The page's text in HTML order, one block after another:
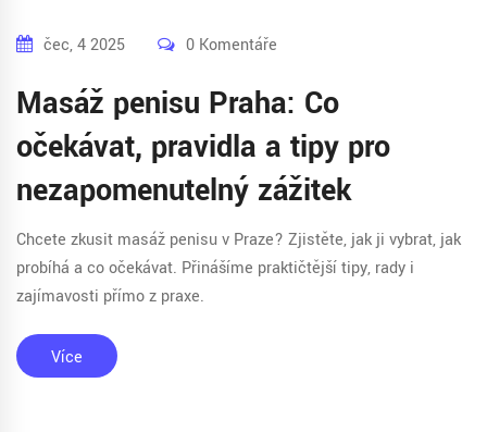
čec, 4 2025 0 Komentáře
Masáž penisu Praha: Co
očekávat, pravidla a tipy pro
nezapomenutelný zážitek
Chcete zkusit masáž penisu v Praze? Zjistěte, jak ji vybrat, jak
probíhá a co očekávat. Přinášíme praktičtější tipy, rady i
zajímavosti přímo z praxe.
Více